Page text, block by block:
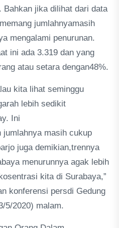
Bahkan jika dilihat dari data
jumlahnyamasih
mengalami penurunan.
ini ada 3.319 dan yang
atau setara dengan48%.
kita lihat seminggu
lebih sedikit
Ini
jumlahnya masih cukup
juga demikian,trennya
menurunnya agak lebih
kita di Surabaya,”
konferensi persdi Gedung
5/2020) malam.